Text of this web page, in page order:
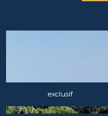
exclusif